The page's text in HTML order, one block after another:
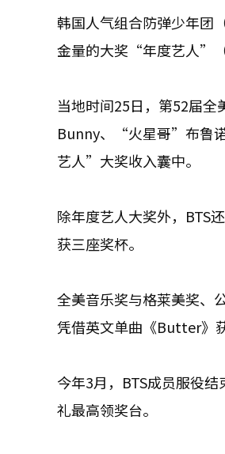
韩国人气组合防弹少年团
金量的大奖“年度艺人”（
当地时间25日，第52届全
Bunny、“火星哥”布鲁
艺人”大奖收入囊中。
除年度艺人大奖外，
获三座奖杯。
全美音乐奖与格莱美奖、
凭借英文单曲《Butter》
今年3月，BTS成员服役
礼最高领奖台。